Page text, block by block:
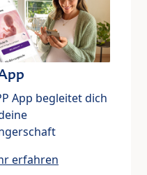
App begleitet dich
erfahren